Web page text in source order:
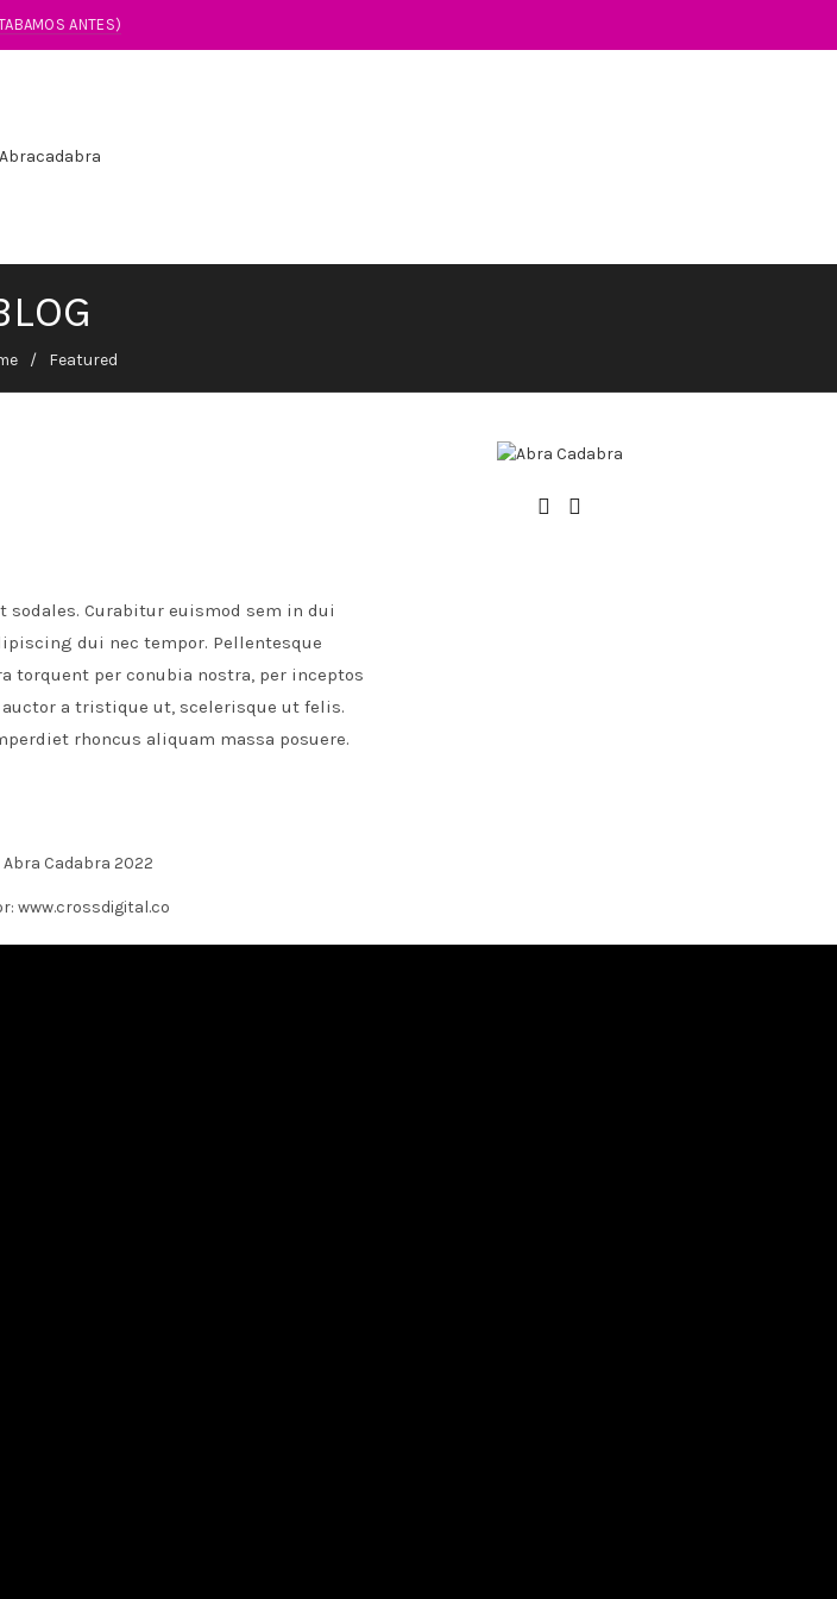
ANTES)
Featured
Curabitur euismod sem in dui
dui nec tempor. Pellentesque
per conubia nostra, per inceptos
a tristique ut, scelerisque ut felis.
rhoncus aliquam massa posuere.
Cadabra 2022
www.crossdigital.co